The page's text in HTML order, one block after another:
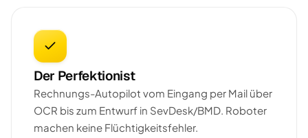
Der Perfektionist
Rechnungs-Autopilot vom Eingang per Mail über
OCR bis zum Entwurf in SevDesk/BMD. Roboter
machen keine Flüchtigkeitsfehler.